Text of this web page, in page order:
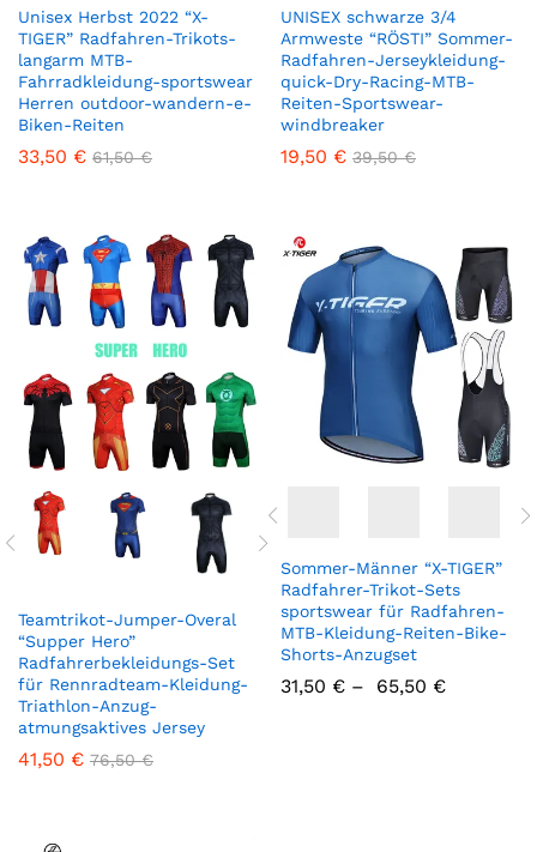
Unisex Herbst 2022 “X-
TIGER” Radfahren-Trikots-
langarm MTB-
Fahrradkleidung-sportswear
Herren outdoor-wandern-e-
Biken-Reiten
33,50 € 61,50€
UNISEX schwarze 3/4
Armweste “RÖSTI” Sommer-
Radfahren-Jerseykleidung-
quick-Dry-Racing-MTB-
Reiten-Sportswear-
windbreaker
19,50 € 39,50€
Teamtrikot-Jumper-Overal
“Supper Hero”
Radfahrerbekleidungs-Set
für Rennradteam-Kleidung-
Triathlon-Anzug-
atmungsaktives Jersey
41,50 € 76,50€
Sommer-Männer “X-TIGER”
Radfahrer-Trikot-Sets
sportswear für Radfahren-
MTB-Kleidung-Reiten-Bike-
Shorts-Anzugset
31,50 € – 65,50 €